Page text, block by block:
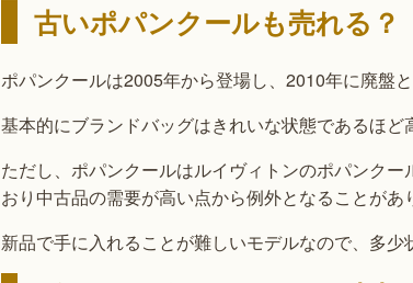
古いポパンクールも売れる？
ポパンクールは2005年から登場し、2010年に廃盤
基本的にブランドバッグはきれいな状態であるほど
ただし、ポパンクールはルイヴィトンのポパンク
おり中古品の需要が高い点から例外となることがあ
新品で手に入れることが難しいモデルなので、多